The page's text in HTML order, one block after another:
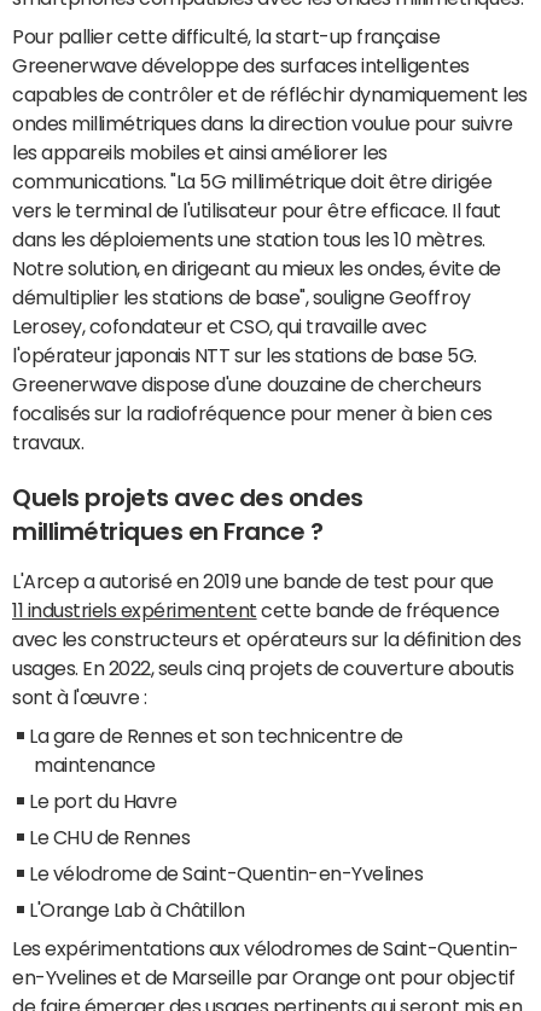
Pour pallier cette difficulté, la start-up française
Greenerwave développe des surfaces intelligentes
capables de contrôler et de réfléchir dynamiquement les
ondes millimétriques dans la direction voulue pour suivre
les appareils mobiles et ainsi améliorer les
communications. "La 5G millimétrique doit être dirigée
vers le terminal de l'utilisateur pour être efficace. Il faut
dans les déploiements une station tous les 10 mètres.
Notre solution, en dirigeant au mieux les ondes, évite de
démultiplier les stations de base", souligne Geoffroy
Lerosey, cofondateur et CSO, qui travaille avec
l'opérateur japonais NTT sur les stations de base 5G.
Greenerwave dispose d'une douzaine de chercheurs
focalisés sur la radiofréquence pour mener à bien ces
travaux.
Quels projets avec des ondes
millimétriques en France ?
L'Arcep a autorisé en 2019 une bande de test pour que
11 industriels expérimentent cette bande de fréquence
avec les constructeurs et opérateurs sur la définition des
usages. En 2022, seuls cinq projets de couverture aboutis
sont à l'œuvre :
La gare de Rennes et son technicentre de
maintenance
Le port du Havre
Le CHU de Rennes
Le vélodrome de Saint-Quentin-en-Yvelines
L'Orange Lab à Châtillon
Les expérimentations aux vélodromes de Saint-Quentin-
en-Yvelines et de Marseille par Orange ont pour objectif
de faire émerger des usages pertinents qui seront mis en